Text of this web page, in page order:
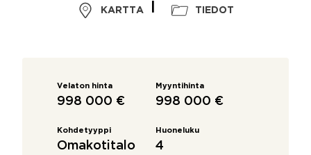
KARTTA TIEDOT
Velaton hinta
998 000 €
Myyntihinta
998 000 €
Kohdetyyppi
Omakotitalo
Huoneluku
4